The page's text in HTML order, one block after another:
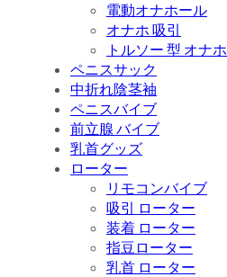
電動オナホール
オナホ 吸引
トルソー 型 オナホ
ペニスサック
中折れ陰茎袖
ペニスバイブ
前立腺 バイブ
乳首グッズ
ローター
リモコンバイブ
吸引 ローター
装着 ローター
指豆ローター
乳首 ローター